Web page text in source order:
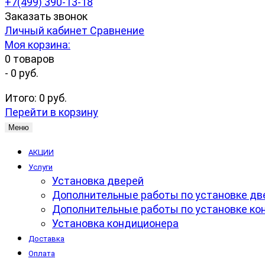
Заказать звонок
Личный кабинет Сравнение
Моя корзина:
0 товаров
- 0 руб.
Итого: 0 руб.
Перейти в корзину
Меню
АКЦИИ
Услуги
Установка дверей
Дополнительные работы по установке
Дополнительные работы по установке
Установка кондиционера
Доставка
Оплата